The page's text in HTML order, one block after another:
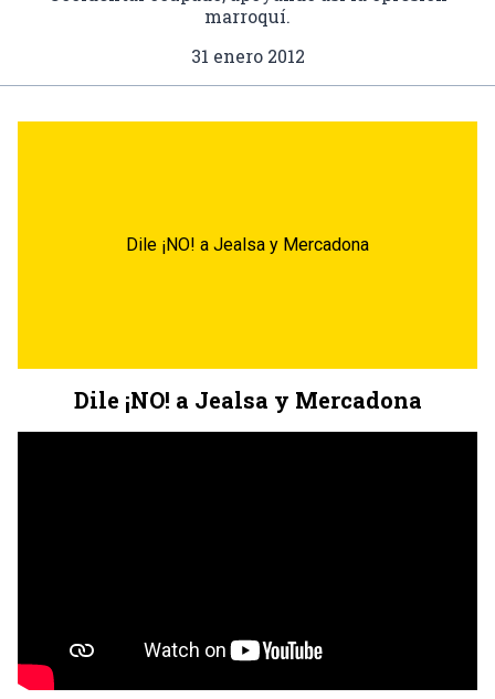
marroquí.
31 enero 2012
Dile ¡NO! a Jealsa y Mercadona
Dile ¡NO! a Jealsa y Mercadona